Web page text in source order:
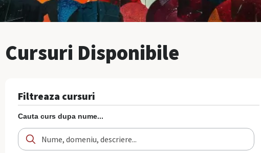
Cursuri Disponibile
Filtreaza cursuri
Cauta curs dupa nume...